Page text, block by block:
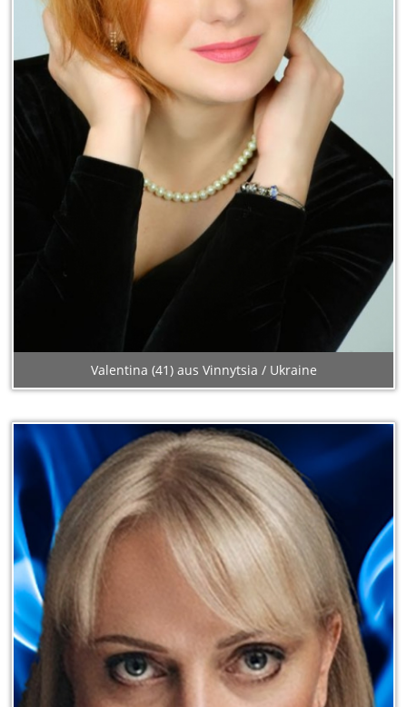
Valentina (41) aus Vinnytsia / Ukraine